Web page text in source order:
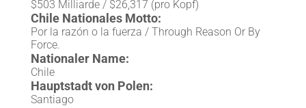
$503 Milliarde / $26,317 (pro Kopf)
Chile Nationales Motto:
Por la razón o la fuerza / Through Reason Or By
Force.
Nationaler Name:
Chile
Hauptstadt von Polen:
Santiago